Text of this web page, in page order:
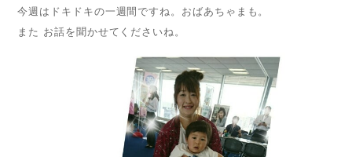
今週はドキドキの一週間ですね。おばあちゃまも。
また お話を聞かせてくださいね。